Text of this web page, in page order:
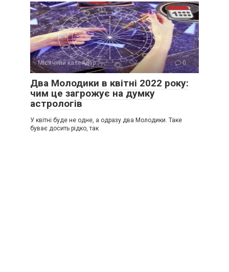
Місячний календар 0
Два Молодики в квітні 2022 року:
чим це загрожує на думку
астрологів
У квітні буде не одне, а одразу два Молодики. Таке
буває досить рідко, так